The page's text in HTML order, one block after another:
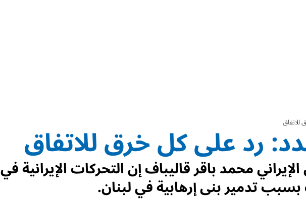
رد على كل خرق للاتفاق
محمد باقر قاليباف إن التحركات الإيرانية في
تدمير بنى إرهابية في لبنان.